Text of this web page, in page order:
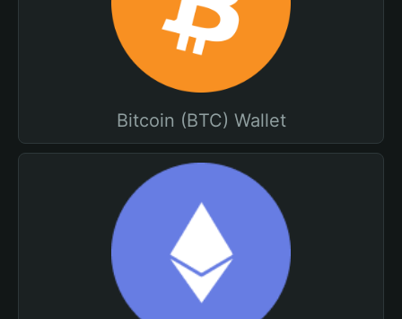
Bitcoin (BTC) Wallet